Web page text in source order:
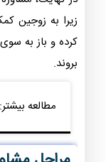
زیرا به زوجین
کرده و باز به
بروند.
مطالعه بیشتر: